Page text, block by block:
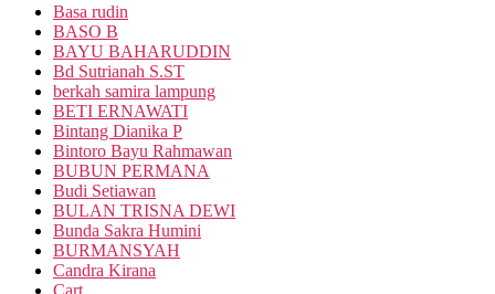
Basa rudin
BASO B
BAYU BAHARUDDIN
Bd Sutrianah S.ST
berkah samira lampung
BETI ERNAWATI
Bintang Dianika P
Bintoro Bayu Rahmawan
BUBUN PERMANA
Budi Setiawan
BULAN TRISNA DEWI
Bunda Sakra Humini
BURMANSYAH
Candra Kirana
Cart